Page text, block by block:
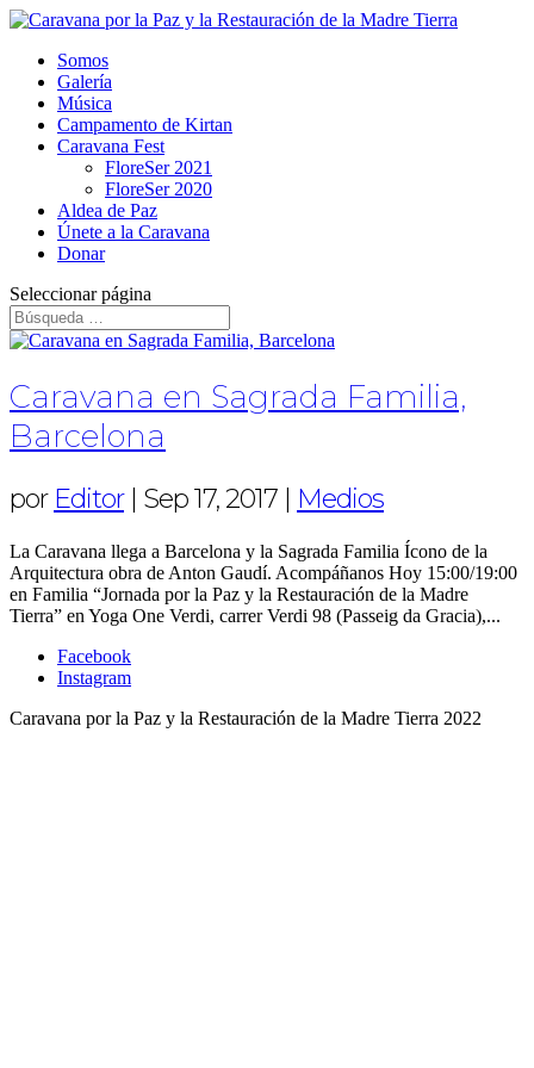
Somos
Galería
Música
Campamento de Kirtan
Caravana Fest
FloreSer 2021
FloreSer 2020
Aldea de Paz
Únete a la Caravana
Donar
Seleccionar página
Caravana en Sagrada Familia,
Barcelona
por Editor| Sep 17, 2017 | Medios
La Caravana llega a Barcelona y la Sagrada Familia Ícono de la
Arquitectura obra de Anton Gaudí. Acompáñanos Hoy 15:00/19:00
en Familia “Jornada por la Paz y la Restauración de la Madre
Tierra” en Yoga One Verdi, carrer Verdi 98 (Passeig da Gracia),...
Facebook
Instagram
Caravana por la Paz y la Restauración de la Madre Tierra 2022